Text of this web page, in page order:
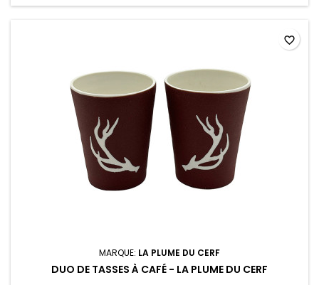
MARQUE: LA PLUME DU CERF
DUO DE TASSES À CAFÉ - LA PLUME DU CERF
favorite_border